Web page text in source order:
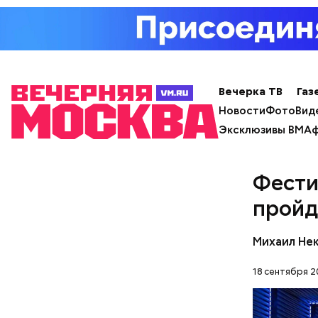
Вечерка ТВ
НовостиФото
Эксклюзивы ВМ
Михаил
18 сентября
и